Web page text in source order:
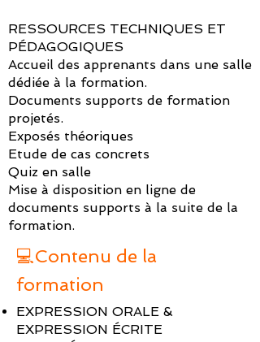
RESSOURCES TECHNIQUES ET
PÉDAGOGIQUES
Accueil des apprenants dans une salle
dédiée à la formation.
Documents supports de formation
projetés.
Exposés théoriques
Etude de cas concrets
Quiz en salle
Mise à disposition en ligne de
documents supports à la suite de la
formation.
💻Contenu de la
formation
EXPRESSION ORALE &
EXPRESSION ÉCRITE